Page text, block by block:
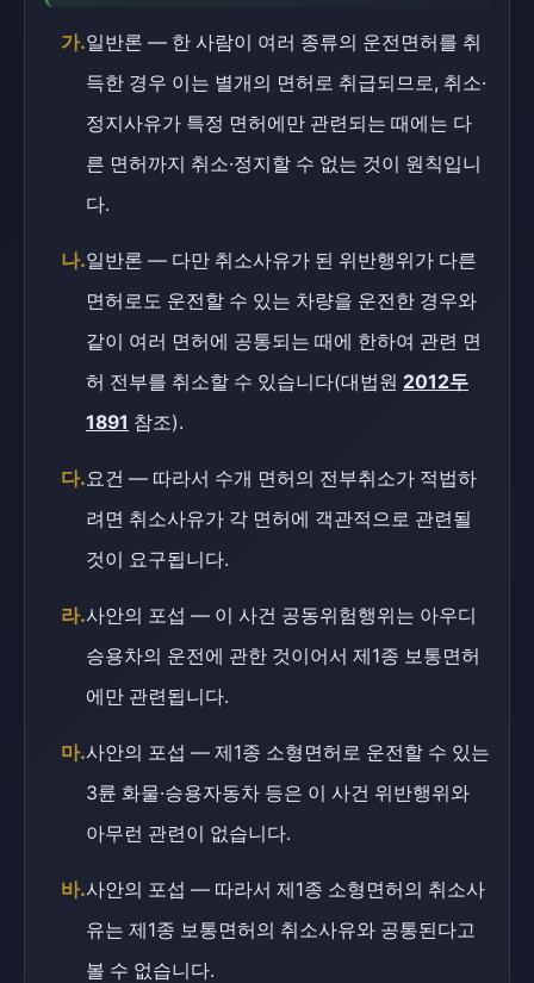
가.일반론 — 한 사람이 여러 종류의 운전면허를 취
득한 경우 이는 별개의 면허로 취급되므로, 취소·
정지사유가 특정 면허에만 관련되는 때에는 다
른 면허까지 취소·정지할 수 없는 것이 원칙입니
다.
나.일반론 — 다만 취소사유가 된 위반행위가 다른
면허로도 운전할 수 있는 차량을 운전한 경우와
같이 여러 면허에 공통되는 때에 한하여 관련 면
허 전부를 취소할 수 있습니다(대법원 2012두
1891 참조).
다.요건 — 따라서 수개 면허의 전부취소가 적법하
려면 취소사유가 각 면허에 객관적으로 관련될
것이 요구됩니다.
라.사안의 포섭 — 이 사건 공동위험행위는 아우디
승용차의 운전에 관한 것이어서 제1종 보통면허
에만 관련됩니다.
마.사안의 포섭 — 제1종 소형면허로 운전할 수 있는
3륜 화물·승용자동차 등은 이 사건 위반행위와
아무런 관련이 없습니다.
바.사안의 포섭 — 따라서 제1종 소형면허의 취소사
유는 제1종 보통면허의 취소사유와 공통된다고
볼 수 없습니다.